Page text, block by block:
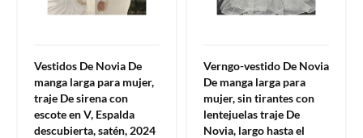
Vestidos De Novia De
manga larga para mujer,
traje De sirena con
escote en V, Espalda
descubierta, satén, 2024
Verngo-vestido De Novia
De manga larga para
mujer, sin tirantes con
lentejuelas traje De
Novia, largo hasta el